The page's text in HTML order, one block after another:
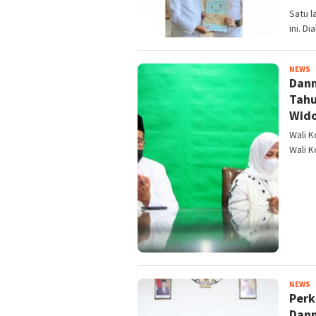
Satu
ini.
NEWS
Wali
Wali
NEWS